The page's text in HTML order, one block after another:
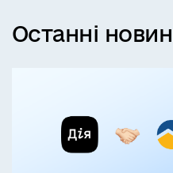
Останні